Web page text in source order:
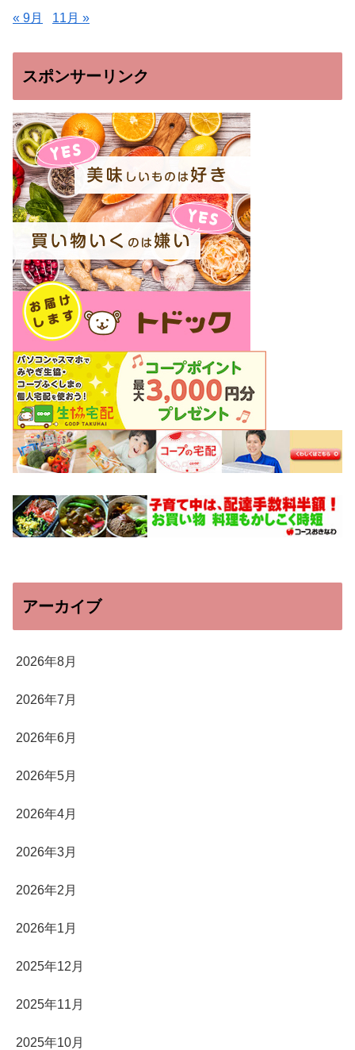
« 9月 11月 »
スポンサーリンク
アーカイブ
2026年8月
2026年7月
2026年6月
2026年5月
2026年4月
2026年3月
2026年2月
2026年1月
2025年12月
2025年11月
2025年10月